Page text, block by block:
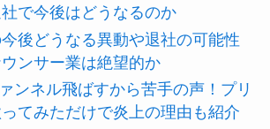
で今後はどうなるのか
後どうなる異動や退社の可能性
ンサー業は絶望的か
ンネル飛ばすから苦手の声！プリ
てみただけで炎上の理由も紹介